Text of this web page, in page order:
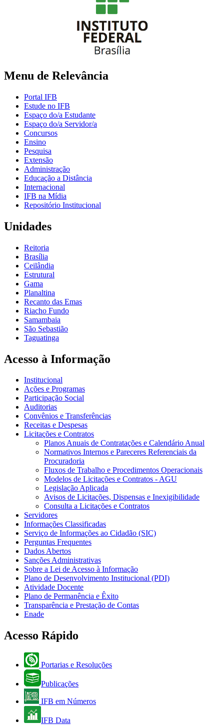
Menu de Relevância
Portal IFB
Estude no IFB
Espaço do/a Estudante
Espaço do/a Servidor/a
Concursos
Ensino
Pesquisa
Extensão
Administração
Educação a Distância
Internacional
IFB na Mídia
Repositório Institucional
Unidades
Reitoria
Brasília
Ceilândia
Estrutural
Gama
Planaltina
Recanto das Emas
Riacho Fundo
Samambaia
São Sebastião
Taguatinga
Acesso à Informação
Institucional
Ações e Programas
Participação Social
Auditorias
Convênios e Transferências
Receitas e Despesas
Licitações e Contratos
Planos Anuais de Contratações e Calendário Anual
Normativos Internos e Pareceres Referenciais da
Procuradoria
Fluxos de Trabalho e Procedimentos Operacionais
Modelos de Licitações e Contratos - AGU
Legislação Aplicada
Avisos de Licitações, Dispensas e Inexigibilidade
Consulta a Licitações e Contratos
Servidores
Informações Classificadas
Serviço de Informações ao Cidadão (SIC)
Perguntas Frequentes
Dados Abertos
Sanções Administrativas
Sobre a Lei de Acesso à Informação
Plano de Desenvolvimento Institucional (PDI)
Atividade Docente
Plano de Permanência e Êxito
Transparência e Prestação de Contas
Enade
Acesso Rápido
Portarias e Resoluções
Publicações
IFB em Números
IFB Data